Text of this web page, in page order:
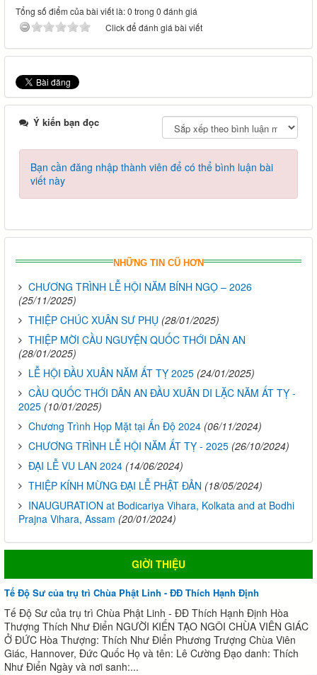
Tổng số điểm của bài viết là: 0 trong 0 đánh giá
Click để đánh giá bài viết
Ý kiến bạn đọc
Bạn cần đăng nhập thành viên để có thể bình luận bài
viết này
NHỮNG TIN CŨ HƠN
CHƯƠNG TRÌNH LỄ HỘI NĂM BÍNH NGỌ – 2026
(25/11/2025)
THIỆP CHÚC XUÂN SƯ PHỤ (28/01/2025)
THIỆP MỜI CẦU NGUYỆN QUỐC THỚI DÂN AN
(28/01/2025)
LỄ HỘI ĐẦU XUÂN NĂM ẤT TỴ 2025 (24/01/2025)
CẦU QUỐC THỚI DÂN AN ĐẦU XUÂN DI LẶC NĂM ẤT TỴ -
2025 (10/01/2025)
Chương Trình Họp Mặt tại Ấn Độ 2024 (06/11/2024)
CHƯƠNG TRÌNH LỄ HỘI NĂM ẤT TỴ - 2025 (26/10/2024)
ĐẠI LỄ VU LAN 2024 (14/06/2024)
THIỆP KÍNH MỪNG ĐẠI LỄ PHẬT ĐẢN (18/05/2024)
INAUGURATION at Bodicariya Vihara, Kolkata and at Bodhi
Prajna Vihara, Assam (20/01/2024)
GIỜI THIỆU
Tế Độ Sư của trụ trì Chùa Phật Linh - ĐĐ Thích Hạnh Định
Tế Độ Sư của trụ trì Chùa Phật Linh - ĐĐ Thích Hạnh Định Hòa
Thượng Thích Như Điển NGƯỜI KIẾN TẠO NGÔI CHÙA VIÊN GIÁC
Ở ĐỨC Hòa Thượng: Thích Như Điển Phương Trượng Chùa Viên
Giác, Hannover, Đức Quốc Họ và tên: Lê Cường Đạo danh: Thích
Như Điển Ngày và nơi sanh:...